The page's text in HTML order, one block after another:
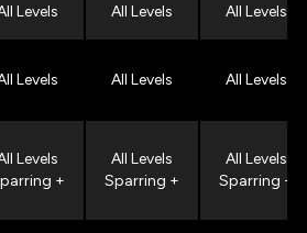
Levels All Levels All Levels
Levels All Levels All Levels
Levels
+
All Levels
Sparring +
All Levels
Sparring +